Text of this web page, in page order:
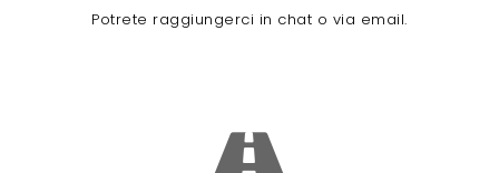
Potrete raggiungerci in chat o via email.